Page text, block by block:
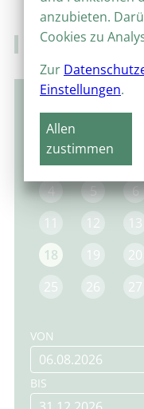
MO
4
5 6
11
12 13
18
19 20
25
26 27
VON
BIS
anzubieten.
Cookies zu
Zur
Einstellungen.
Allen
zustimmen